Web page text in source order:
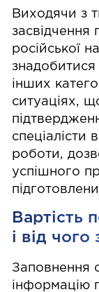
Виходячи з
засвідчення
російської
інших
ситуаціях,
спеціалісти
роботи,
успішного
Вартість
і від
Заповнення
інформацію